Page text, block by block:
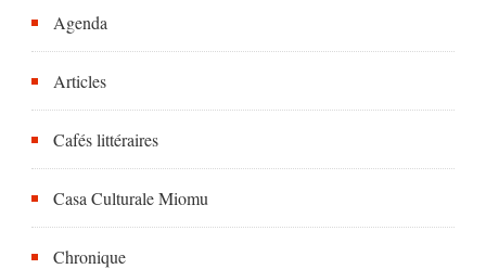
Agenda
Articles
Cafés littéraires
Casa Culturale Miomu
Chronique